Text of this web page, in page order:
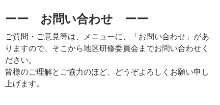
ーー お問い合わせ ーー
ご質問・ご意見等は、メニューに、「お問い合わせ」があ
りますので、そこから地区研修委員会までお問い合わせく
ださい。
皆様のご理解とご協力のほど、どうぞよろしくお願い申し
上げます。